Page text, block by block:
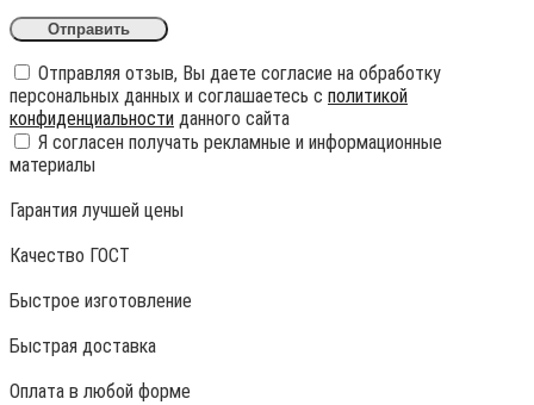
Отправляя отзыв, Вы даете согласие на обработку
персональных данных и соглашаетесь с политикой
конфиденциальности данного сайта
Я согласен получать рекламные и информационные
материалы
Гарантия лучшей цены
Качество ГОСТ
Быстрое изготовление
Быстрая доставка
Оплата в любой форме